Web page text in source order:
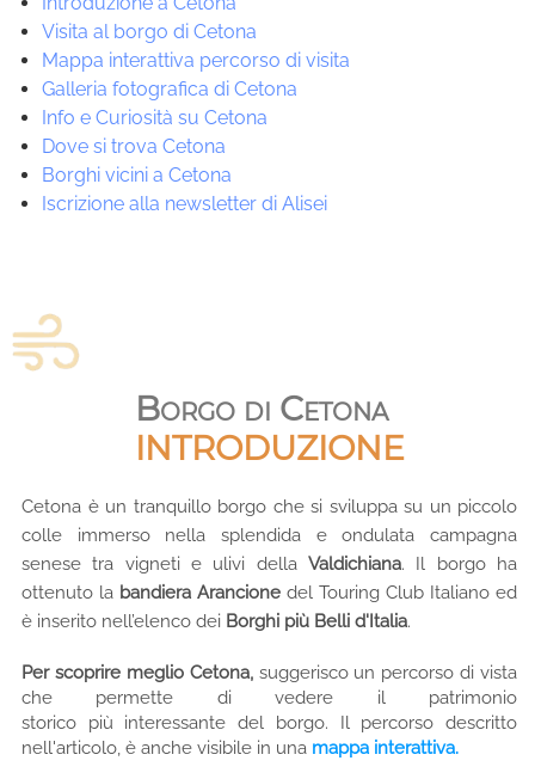
Visita al borgo di Cetona
Mappa interattiva percorso di visita
Galleria fotografica di Cetona
Info e Curiosità su Cetona
Dove si trova Cetona
Borghi vicini a Cetona
Iscrizione alla newsletter di Alisei
Borgo di Cetona
INTRODUZIONE
Cetona è un tranquillo borgo che si sviluppa su un piccolo
colle immerso nella splendida e ondulata campagna
senese tra vigneti e ulivi della Valdichiana. Il borgo ha
ottenuto la bandiera Arancione del Touring Club Italiano ed
è inserito nell’elenco dei Borghi più Belli d'Italia.
Per scoprire meglio Cetona,suggerisco un percorso di vista
che permette di vedere il patrimonio
storico più interessante del borgo. Il percorso descritto
nell'articolo, è anche visibile in una mappa interattiva.